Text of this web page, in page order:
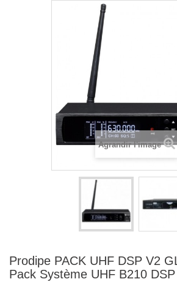
Agrandir l'image
Prodipe PACK UHF DSP V2
Pack Système UHF B210